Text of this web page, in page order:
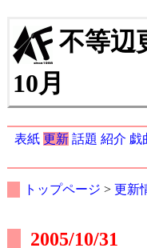
不等辺
10月
表紙 更新 話題 紹介 戯
トップページ > 更新
2005/10/31